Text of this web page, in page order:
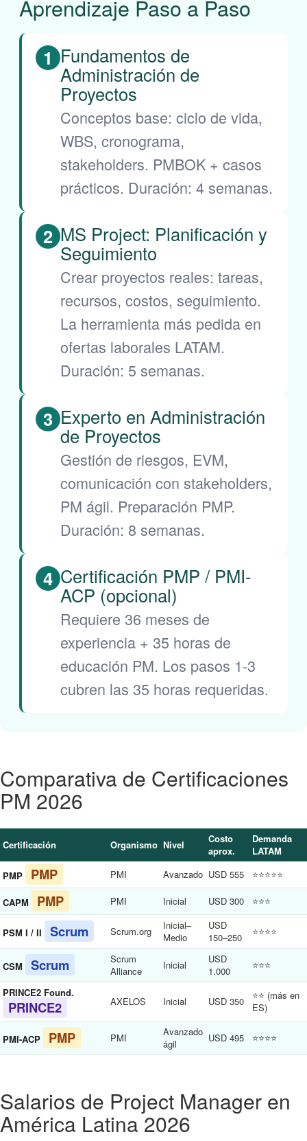
Aprendizaje Paso a Paso
1 Fundamentos de
Administración de
Proyectos
Conceptos base: ciclo de vida,
WBS, cronograma,
stakeholders. PMBOK + casos
prácticos. Duración: 4 semanas.
2 MS Project: Planificación y
Seguimiento
Crear proyectos reales: tareas,
recursos, costos, seguimiento.
La herramienta más pedida en
ofertas laborales LATAM.
Duración: 5 semanas.
3 Experto en Administración
de Proyectos
Gestión de riesgos, EVM,
comunicación con stakeholders,
PM ágil. Preparación PMP.
Duración: 8 semanas.
4 Certificación PMP / PMI-
ACP (opcional)
Requiere 36 meses de
experiencia + 35 horas de
educación PM. Los pasos 1-3
cubren las 35 horas requeridas.
Comparativa de Certificaciones
PM 2026
Certificación Organismo Nivel
Costo
aprox.
Demanda
LATAM
PMP
PMP PMI Avanzado USD 555 ⭐⭐⭐⭐⭐
CAPM PMP PMI Inicial USD 300 ⭐⭐⭐
PSM I / II Scrum Scrum.org
Inicial–
Medio
USD
150–250
⭐⭐⭐⭐
CSM Scrum
Scrum
Alliance
Inicial
USD
1.000
⭐⭐⭐
PRINCE2 Found.
PRINCE2 AXELOS Inicial USD 350
⭐⭐ (más en
ES)
PMI-ACP PMP PMI
Avanzado
ágil
USD 495 ⭐⭐⭐⭐
Salarios de Project Manager en
América Latina 2026